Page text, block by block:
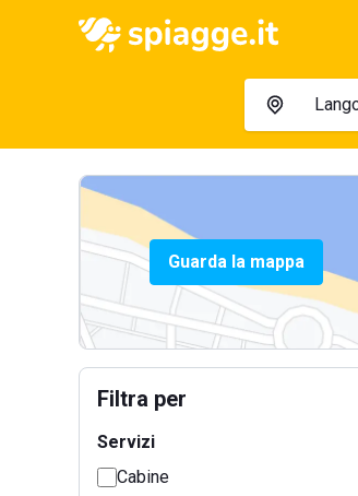
Guarda la mappa
Filtra per
Servizi
Cabine